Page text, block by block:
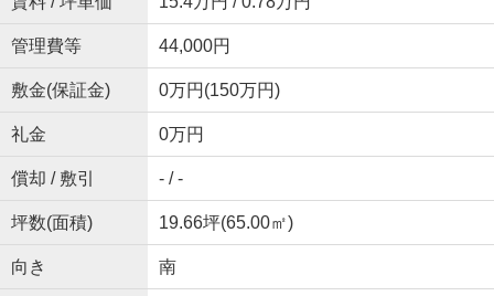
管理費等 44,000円
敷金(保証金) 0万円(150万円)
礼金 0万円
償却 / 敷引 - / -
坪数(面積) 19.66坪(65.00㎡)
向き 南